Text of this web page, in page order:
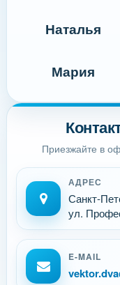
Приезжайте в
АДРЕС
Санкт-
ул.
E-MAIL
Наталья
Мария